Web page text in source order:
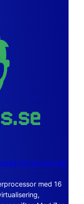
för servrar och
med 16